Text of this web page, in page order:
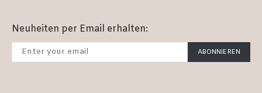
Neuheiten per Email erhalten:
ABONNIEREN